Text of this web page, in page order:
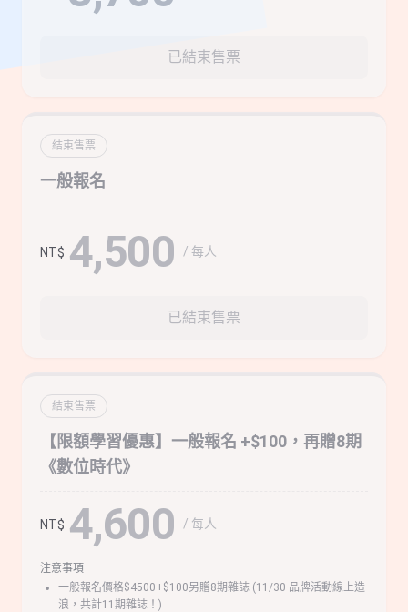
已結束售票
結束售票
一般報名
NT$ 4,500 / 每人
已結束售票
結束售票
【限額學習優惠】一般報名 +$100，再贈8期
《數位時代》
NT$ 4,600 / 每人
注意事項
一般報名價格$4500+$100另贈8期雜誌 (11/30 品牌活動線上造
浪，共計11期雜誌！)